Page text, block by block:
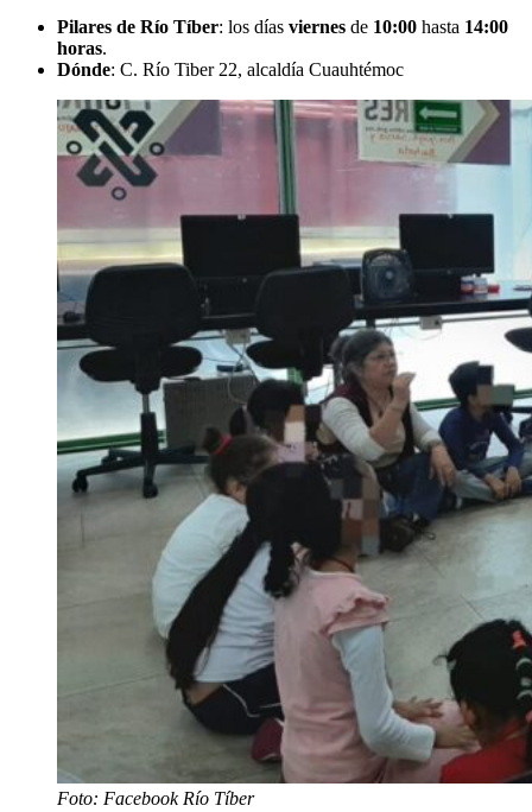
Pilares de Río Tíber: los días viernes de 10:00 hasta 14:00
horas.
Dónde: C. Río Tiber 22, alcaldía Cuauhtémoc
Foto: Facebook Río Tíber